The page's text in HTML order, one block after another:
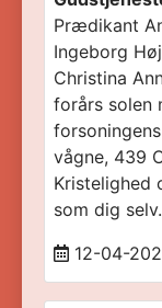
Prædikant
Ingeborg
Christina
forårs solen
vågne, 439
Kristelighed
som dig selv.
12-04-